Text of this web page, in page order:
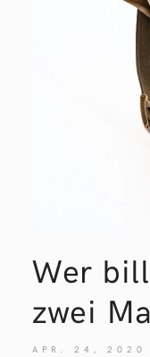
Wer
zwei
APR. 24, 2020